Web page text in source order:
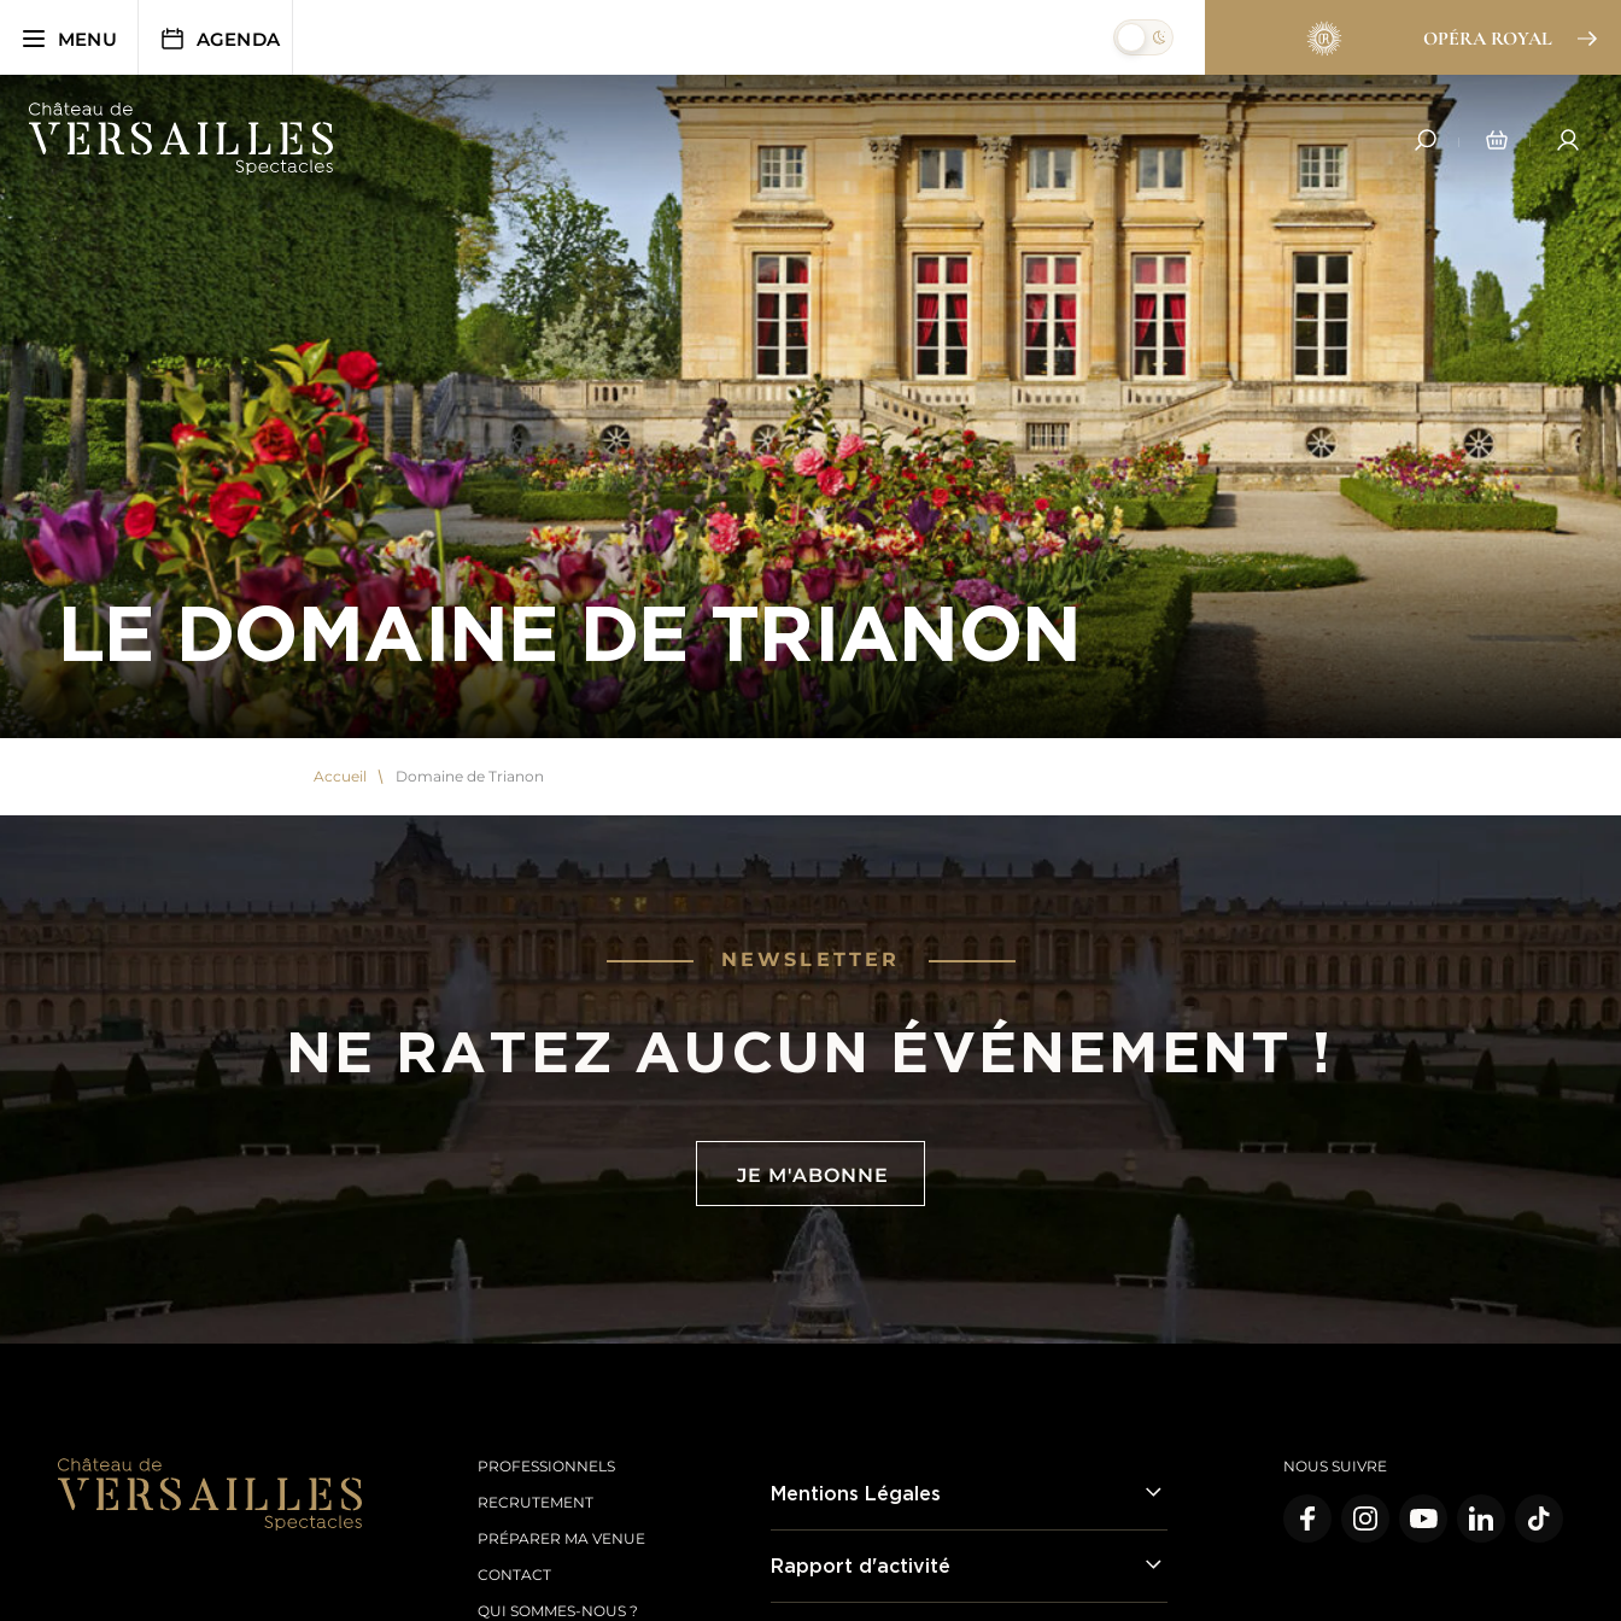
MENU AGENDA OPÉRA ROYAL
LE DOMAINE DE TRIANON
Accueil Domaine de Trianon
NEWSLETTER
NE RATEZ AUCUN ÉVÉNEMENT !
JE M'ABONNE
JE M'ABONNE
PROFESSIONNELS
RECRUTEMENT
PRÉPARER MA VENUE
CONTACT
QUI SOMMES-NOUS ?
Mentions Légales
Rapport d'activité
NOUS SUIVRE